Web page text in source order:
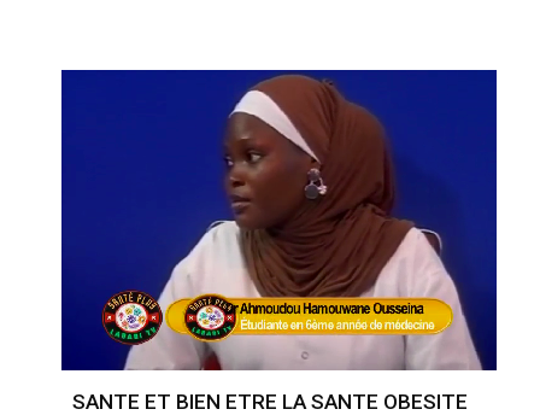
SANTE ET BIEN ETRE LA SANTE OBESITE